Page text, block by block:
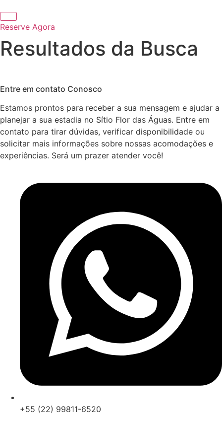
para
o
conteúdo
Reserve Agora
Resultados da Busca
Entre em contato Conosco
Estamos prontos para receber a sua mensagem e ajudar a
planejar a sua estadia no Sítio Flor das Águas. Entre em
contato para tirar dúvidas, verificar disponibilidade ou
solicitar mais informações sobre nossas acomodações e
experiências. Será um prazer atender você!
+55 (22) 99811-6520